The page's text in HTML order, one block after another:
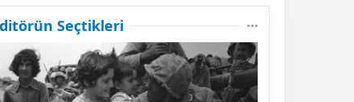
Seçtikleri